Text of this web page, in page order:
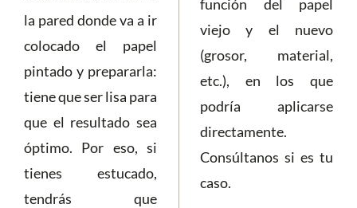
la pared donde va a ir
colocado el papel
pintado y prepararla:
tiene que ser lisa para
que el resultado sea
óptimo. Por eso, si
tienes estucado,
tendrás que
función del papel
viejo y el nuevo
(grosor, material,
etc.), en los que
podría aplicarse
directamente.
Consúltanos si es tu
caso.